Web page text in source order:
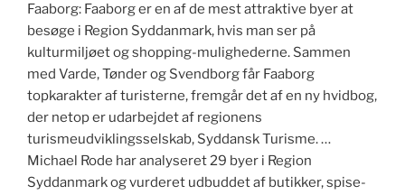
Faaborg: Faaborg er en af de mest attraktive byer at
besøge i Region Syddanmark, hvis man ser på
kulturmiljøet og shopping-mulighederne. Sammen
med Varde, Tønder og Svendborg får Faaborg
topkarakter af turisterne, fremgår det af en ny hvidbog,
der netop er udarbejdet af regionens
turismeudviklingsselskab, Syddansk Turisme. …
Michael Rode har analyseret 29 byer i Region
Syddanmark og vurderet udbuddet af butikker, spise-